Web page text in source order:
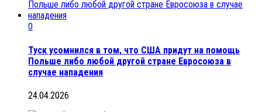
0
Туск усомнился в том, что США придут на помощь
Польше либо любой другой стране Евросоюза в
случае нападения
24.04.2026